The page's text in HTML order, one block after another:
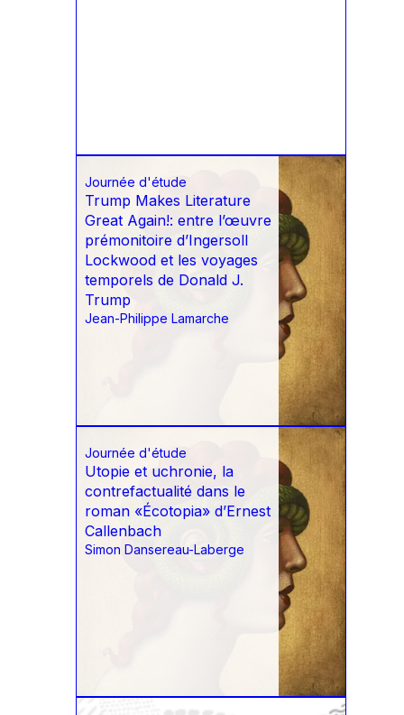
Journée d'étude
Trump Makes Literature
Great Again!: entre l’œuvre
prémonitoire d’Ingersoll
Lockwood et les voyages
temporels de Donald J.
Trump
Jean-Philippe Lamarche
Journée d'étude
Utopie et uchronie, la
contrefactualité dans le
roman «Écotopia» d’Ernest
Callenbach
Simon Dansereau-Laberge